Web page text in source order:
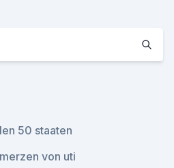
50 staaten
von uti